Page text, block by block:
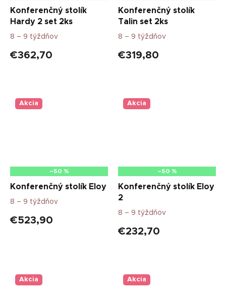
Konferenčný stolík
Hardy 2 set 2ks
8 – 9 týždňov
€362,70
Konferenčný stolík
Talin set 2ks
8 – 9 týždňov
€319,80
Akcia
–50 %
Konferenčný stolík Eloy
8 – 9 týždňov
€523,90
Akcia
–50 %
Konferenčný stolík Eloy
2
8 – 9 týždňov
€232,70
Akcia Akcia